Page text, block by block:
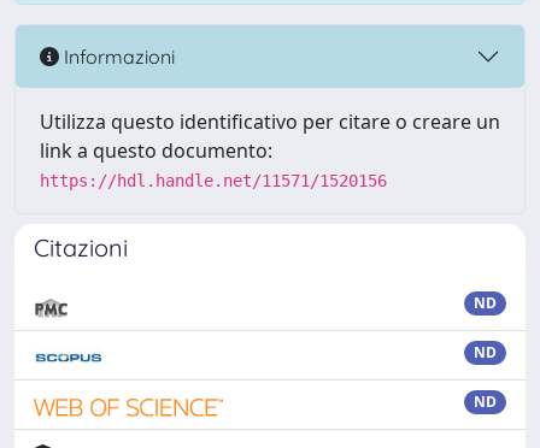
Informazioni
Utilizza questo identificativo per citare o creare un
link a questo documento:
https://hdl.handle.net/11571/1520156
Citazioni
ND
ND
ND